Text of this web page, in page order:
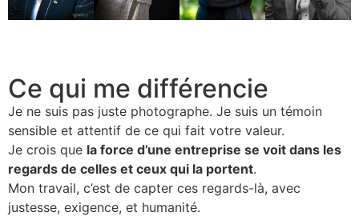
Ce qui me différencie
Je ne suis pas juste photographe. Je suis un témoin
sensible et attentif de ce qui fait votre valeur.
Je crois que la force d’une entreprise se voit dans les
regards de celles et ceux qui la portent.
Mon travail, c’est de capter ces regards-là, avec
justesse, exigence, et humanité.